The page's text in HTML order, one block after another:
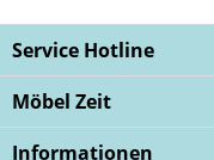
Service Hotline
Möbel Zeit
Informationen